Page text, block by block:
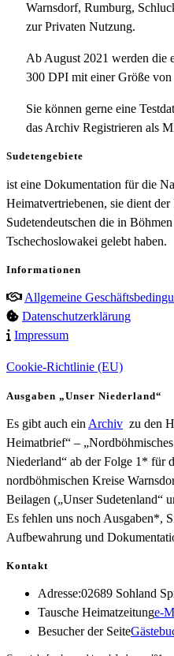
Warnsdorf, Rumburg,
zur Privaten Nutzung.
Ab August 2021 werden die
300 DPI mit einer Größe
Sie können gerne eine
das Archiv Registrieren als
Sudetengebiete
ist eine Dokumentation für die
Heimatvertriebenen, sie dient
Sudetendeutschen die in
Tschechoslowakei gelebt haben.
Informationen
Allgemeine
Datenschutzerklärung
Impressum
Cookie-Richtlinie (EU)
Ausgaben „Unser Niederland“
Es gibt auch ein Archiv zu den
Heimatbrief“ –
Niederland“ ab der Folge 1* für
nordböhmischen Kreise
Beilagen („Unser Sudetenland“
Es fehlen uns noch Ausgaben*,
Aufbewahrung und
Kontakt
Adresse:02689 Sohland
Tausche Heimatzeitunge-
Besucher der Seite